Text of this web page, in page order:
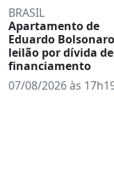
BRASIL
Apartamento de
Eduardo
leilão por dívida de
financiamento
07/08/2026 às